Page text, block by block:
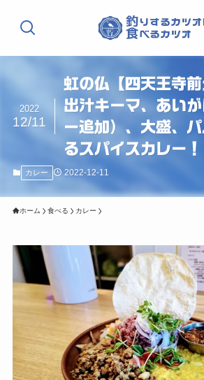
虹の仏【四天王寺前
出汁キーマ、あい
ー追加）、大盛、
るスパイスカレー！
2022
12/11
カレー 2022-12-11
ホーム 食べる カレー